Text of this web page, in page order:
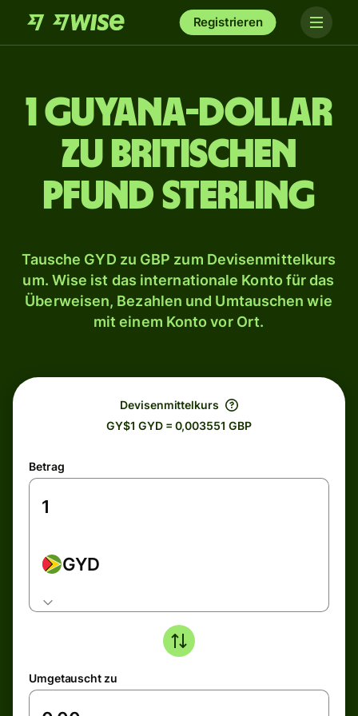
Registrieren
1 Guyana-Dollar
zu britischen
Pfund Sterling
Tausche GYD zu GBP zum Devisenmittelkurs
um. Wise ist das internationale Konto für das
Überweisen, Bezahlen und Umtauschen wie
mit einem Konto vor Ort.
Devisenmittelkurs
GY$1 GYD = 0,003551 GBP
Betrag
GYD
Umgetauscht zu